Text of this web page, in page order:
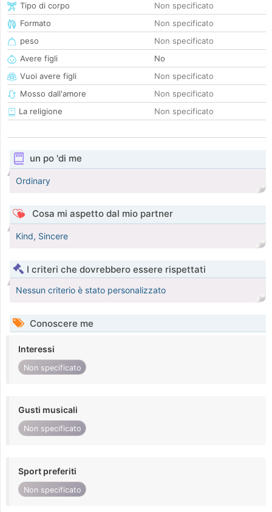
Tipo di corpo
Non specificato
Formato
Non specificato
peso
Non specificato
Avere figli
No
Vuoi avere figli
Non specificato
Mosso dall'amore
Non specificato
La religione
Non specificato
un po 'di me
Ordinary
Cosa mi aspetto dal mio partner
Kind, Sincere
I criteri che dovrebbero essere rispettati
Nessun criterio è stato personalizzato
Conoscere me
Interessi
Non specificato
Gusti musicali
Non specificato
Sport preferiti
Non specificato